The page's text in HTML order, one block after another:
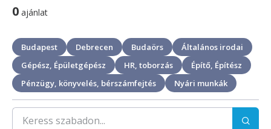
0 ajánlat
Budapest Debrecen Budaörs
Általános irodai
Gépész, Épületgépész
HR, toborzás
Építő, Építész
Pénzügy, könyvelés, bérszámfejtés
Nyári munkák